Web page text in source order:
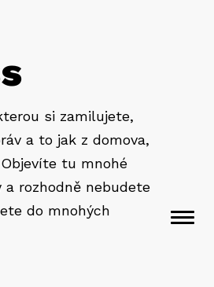
si zamilujete,
a to jak z domova,
tu mnohé
a rozhodně nebudete
do mnohých